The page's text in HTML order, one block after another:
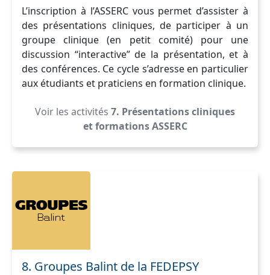
L’inscription à l’ASSERC vous permet d’assister à
des présentations cliniques, de participer à un
groupe clinique (en petit comité) pour une
discussion “interactive” de la présentation, et à
des conférences. Ce cycle s’adresse en particulier
aux étudiants et praticiens en formation clinique.
Voir les activités 7. Présentations cliniques
et formations ASSERC
8. Groupes Balint de la FEDEPSY